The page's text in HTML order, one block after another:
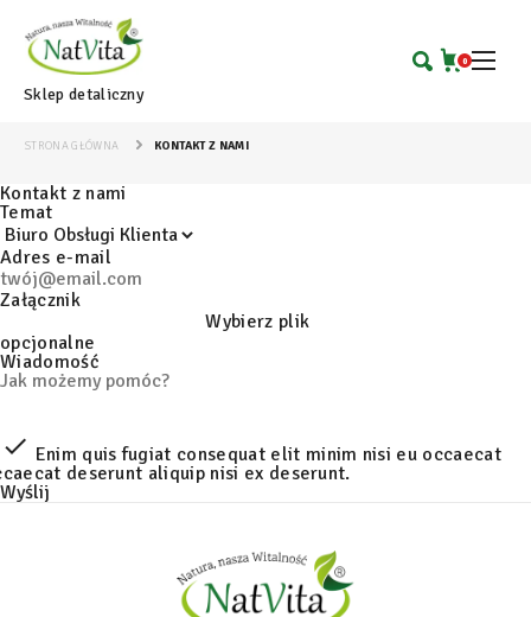
Sklep detaliczny
0
STRONA GŁÓWNA KONTAKT Z NAMI
Kontakt z nami
Temat
Adres e-mail
Załącznik
Wybierz plik
opcjonalne
Wiadomość
 Enim quis fugiat consequat elit minim nisi eu occaecat
deserunt aliquip nisi ex deserunt.